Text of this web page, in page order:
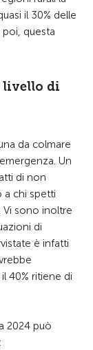
il 30% delle
poi, questa
livello di
da colmare
Un
di non
a chi spetti
Vi sono inoltre
di
è infatti
40% ritiene di
2024 può